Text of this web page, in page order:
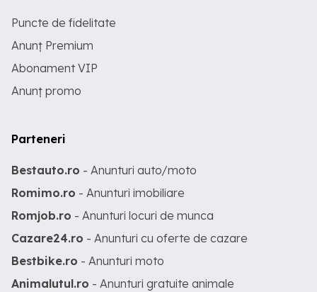
Puncte de fidelitate
Anunț Premium
Abonament VIP
Anunț promo
Parteneri
Bestauto.ro - Anunturi auto/moto
Romimo.ro - Anunturi imobiliare
Romjob.ro - Anunturi locuri de munca
Cazare24.ro - Anunturi cu oferte de cazare
Bestbike.ro - Anunturi moto
Animalutul.ro - Anunturi gratuite animale